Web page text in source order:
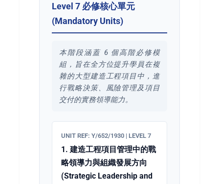
Level 7 必修核心單元
(Mandatory Units)
本階段涵蓋 6 個高階必修模
組，旨在全方位提升學員在複
雜的大型建造工程項目中，進
行戰略決策、風險管理及項目
交付的實務領導能力。
UNIT REF: Y/652/1930 | LEVEL 7
1. 建造工程項目管理中的戰
略領導力與組織發展方向
(Strategic Leadership and